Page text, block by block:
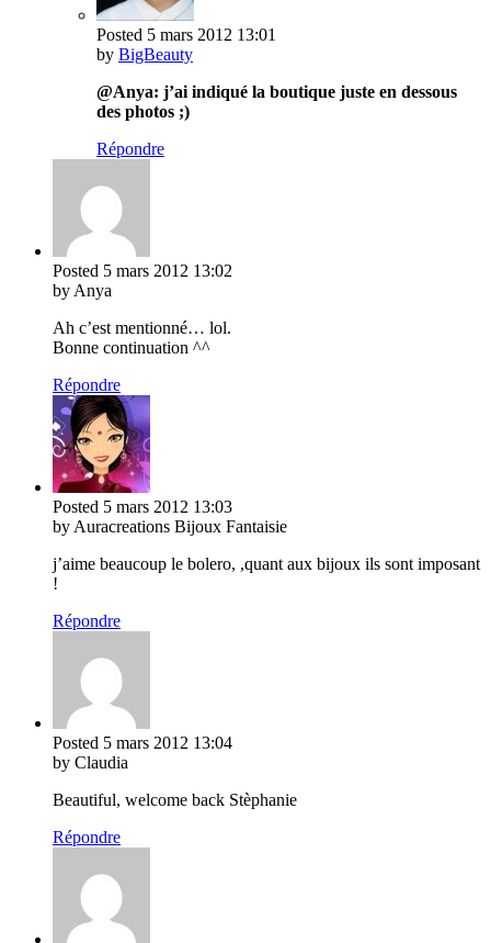
Posted 5 mars 2012 13:01
by BigBeauty
@Anya: j’ai indiqué la boutique juste en dessous
des photos ;)
Répondre
Posted 5 mars 2012 13:02
by Anya
Ah c’est mentionné… lol.
Bonne continuation ^^
Répondre
Posted 5 mars 2012 13:03
by Auracreations Bijoux Fantaisie
j’aime beaucoup le bolero, ,quant aux bijoux ils sont imposant
!
Répondre
Posted 5 mars 2012 13:04
by Claudia
Beautiful, welcome back Stèphanie
Répondre